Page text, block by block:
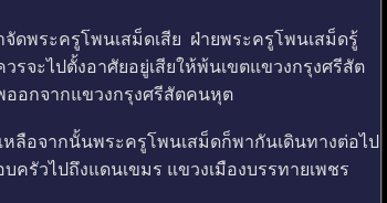
พระครูโพนเสม็ดเสีย ฝ่ายพระครูโพนเสม็ดรู้
จะไปตั้งอาศัยอยู่เสียให้พ้นเขตแขวงกรุงศรีสัต
อกจากแขวงกรุงศรีสัตคนหุต
อจากนั้นพระครูโพนเสม็ดก็พากันเดินทางต่อไป
รัวไปถึงแดนเขมร แขวงเมืองบรรทายเพชร